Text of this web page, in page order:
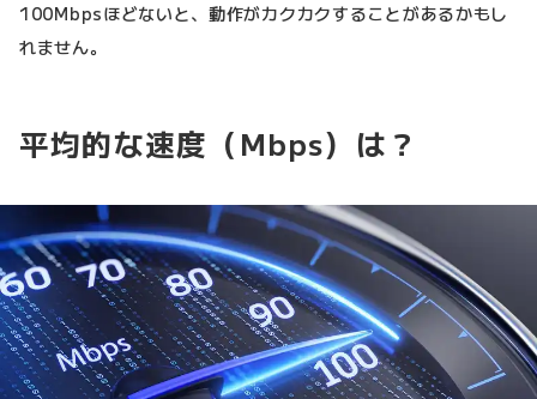
100Mbpsほどないと、動作がカクカクすることがあるかもし
れません。
平均的な速度（Mbps）は？